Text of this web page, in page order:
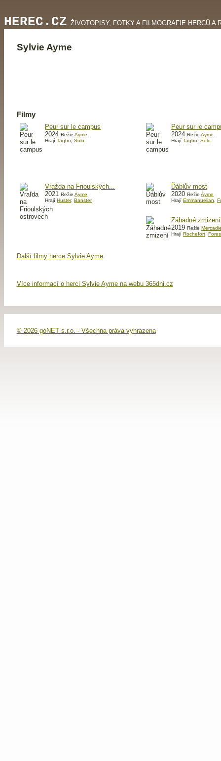
HEREC.CZ ŽIVOTOPISY, FOTKY A FILMOGRAFIE HERCŮ A
Sylvie Ayme
Filmy
Peur sur le campus
2024RežieAyme
HrajíTagbo ,Solo
Peur sur le
2024RežieAyme
HrajíTagbo ,Solo
Vražda na Frioulských...
2021RežieAyme
HrajíHuster,Banster
Ďáblův most
2020RežieAyme
HrajíEmmanuelian ,
Záhadné zmizení
2019Režie
HrajíRochefort ,
Další filmy herce Sylvie Ayme
Více informací o herci Sylvie Ayme na webu 365dni.cz
© 2026 goNET s.r.o. - Všechna práva vyhrazena